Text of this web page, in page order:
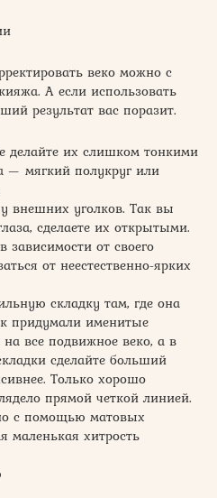
веко можно с
А если использовать
результат вас поразит.
их слишком тонкими
мягкий полукруг или
уголков. Так вы
сделаете их открытыми.
зависимости от своего
от неестественно-ярких
складку там, где она
придумали именитые
все подвижное веко, а в
сделайте больший
Только хорошо
прямой четкой линией.
с помощью матовых
маленькая хитрость